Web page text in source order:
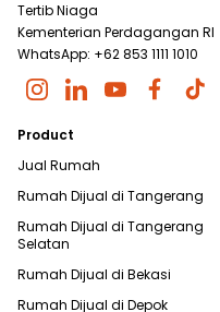
Tertib Niaga
Kementerian Perdagangan RI
WhatsApp: +62 853 1111 1010
Product
Jual Rumah
Rumah Dijual di Tangerang
Rumah Dijual di Tangerang
Selatan
Rumah Dijual di Bekasi
Rumah Dijual di Depok